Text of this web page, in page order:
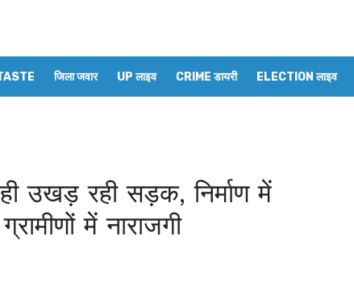
जिला जवार UP लाइव CRIME डायरी ELECTION लाइव
उखड़ रही सड़क, निर्माण में
में नाराजगी